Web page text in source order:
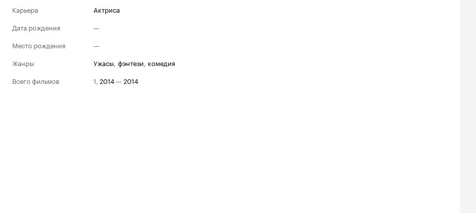
Карьера
Актриса
Дата рождения
—
Место рождения
—
Жанры
ужасы, фэнтези, комедия
Всего фильмов
1, 2014— 2014